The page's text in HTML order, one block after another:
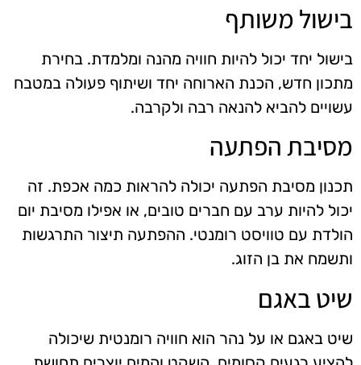
בישול משותף
בישול יחד יכול להיות חוויה מהנה ומלמדת. בחירת
מתכון חדש, הכנת הארוחה יחד ושיתוף פעולה במטבח
עשויים להביא להנאה רבה ולקרבה.
מסיבת הפתעה
תכנון מסיבת הפתעה יכולה להראות כמה אכפת. זה
יכול להיות ערב עם חברים טובים, או אפילו מסיבת יום
הולדת עם טוויסט רומנטי. ההפתעה תיצור התרגשות
ותשמח את בן הזוג.
שיט באגם
שיט באגם או על נהר הוא חוויה רומנטית שיכולה